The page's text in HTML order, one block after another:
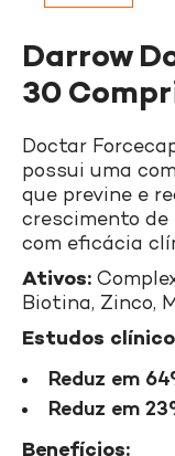
Darrow
30
Doctar
possui uma
que previne e
crescimento de
com eficácia
Ativos:
Biotina, Zinco,
Estudos
Reduz em
Reduz em
Benefícios: